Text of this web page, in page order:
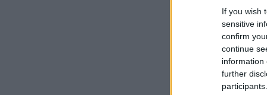
If you wish
sensitive
confirm
continue
information
further